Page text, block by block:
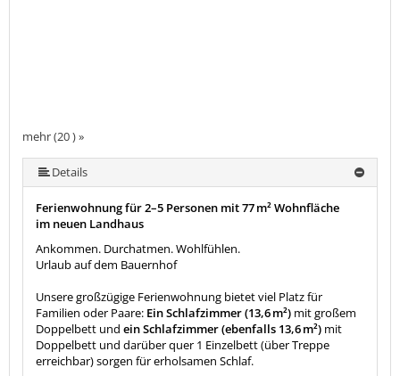
mehr (20 ) »
mehr (20 ) »
mehr (20 ) »
mehr (20 ) »
mehr (20 ) »
mehr (20 ) »
mehr (20 ) »
mehr (20 ) »
mehr (20 ) »
mehr (20 ) »
mehr (20 ) »
mehr (20 ) »
mehr (20 ) »
mehr (20 ) »
mehr (20 ) »
mehr (20 ) »
mehr (20 ) »
Details
Ferienwohnung für 2–5 Personen mit 77 m² Wohnfläche
im neuen Landhaus
Ankommen. Durchatmen. Wohlfühlen.
Urlaub auf dem Bauernhof
Unsere großzügige Ferienwohnung bietet viel Platz für
Familien oder Paare: Ein Schlafzimmer (13,6 m²) mit großem
Doppelbett und ein Schlafzimmer (ebenfalls 13,6 m²) mit
Doppelbett und darüber quer 1 Einzelbett (über Treppe
erreichbar) sorgen für erholsamen Schlaf.